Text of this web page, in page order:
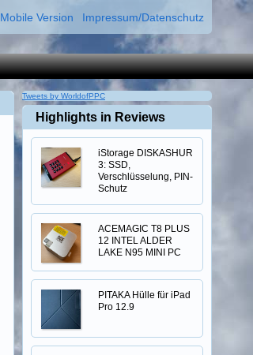
Mobile Version Impressum/Datenschutz
Tweets by WorldofPPC
Highlights in Reviews
iStorage DISKASHUR
3: SSD,
Verschlüsselung, PIN-
Schutz
ACEMAGIC T8 PLUS
12 INTEL ALDER
LAKE N95 MINI PC
PITAKA Hülle für iPad
Pro 12.9